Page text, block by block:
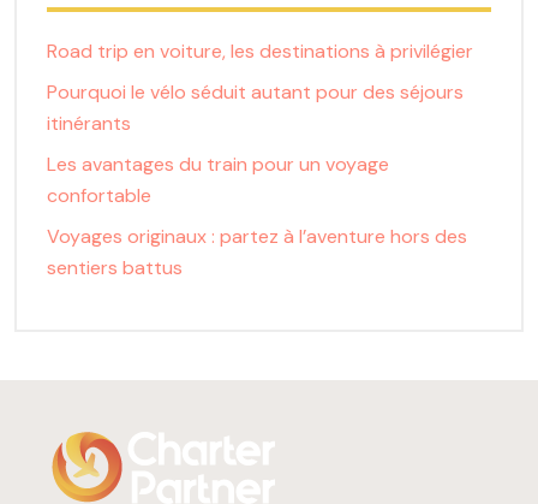
Road trip en voiture, les destinations à privilégier
Pourquoi le vélo séduit autant pour des séjours
itinérants
Les avantages du train pour un voyage
confortable
Voyages originaux : partez à l’aventure hors des
sentiers battus